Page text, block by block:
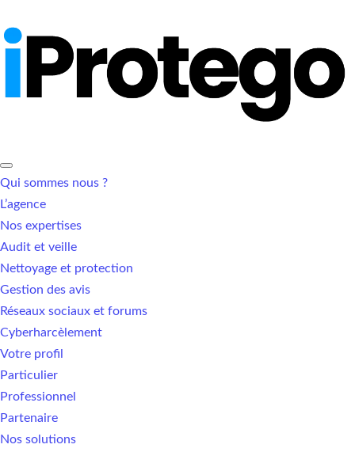
Qui sommes nous ?
L’agence
Nos expertises
Audit et veille
Nettoyage et protection
Gestion des avis
Réseaux sociaux et forums
Cyberharcèlement
Votre profil
Particulier
Professionnel
Partenaire
Nos solutions